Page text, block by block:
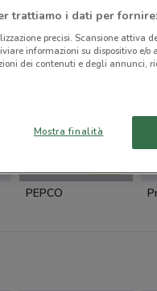
PEPCO
trattiamo i dati per fornire:
precisi. Scansione attiva
informazioni su dispositivo e/
dei contenuti e degli annunci,
Mostra finalità